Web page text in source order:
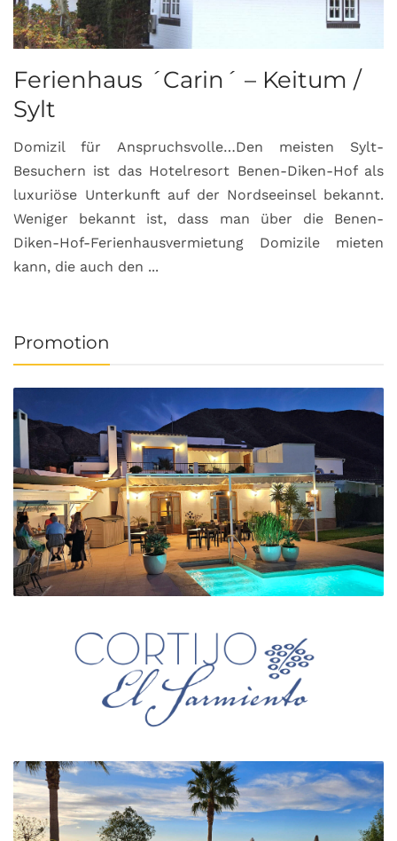
Ferienhaus ´Carin´ – Keitum /
Sylt
Domizil für Anspruchsvolle…Den meisten Sylt-
Besuchern ist das Hotelresort Benen-Diken-Hof als
luxuriöse Unterkunft auf der Nordseeinsel bekannt.
Weniger bekannt ist, dass man über die Benen-
Diken-Hof-Ferienhausvermietung Domizile mieten
kann, die auch den ...
Promotion